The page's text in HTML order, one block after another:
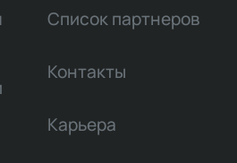
Список партнеров
Контакты
Карьера